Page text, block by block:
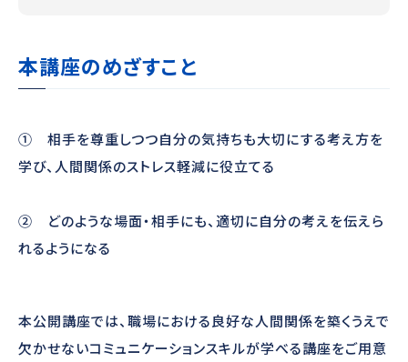
本講座のめざすこと
① 相手を尊重しつつ自分の気持ちも大切にする考え方を
学び、人間関係のストレス軽減に役立てる
➁ どのような場面・相手にも、適切に自分の考えを伝えら
れるようになる
本公開講座では、職場における良好な人間関係を築くうえで
欠かせないコミュニケーションスキルが学べる講座をご用意